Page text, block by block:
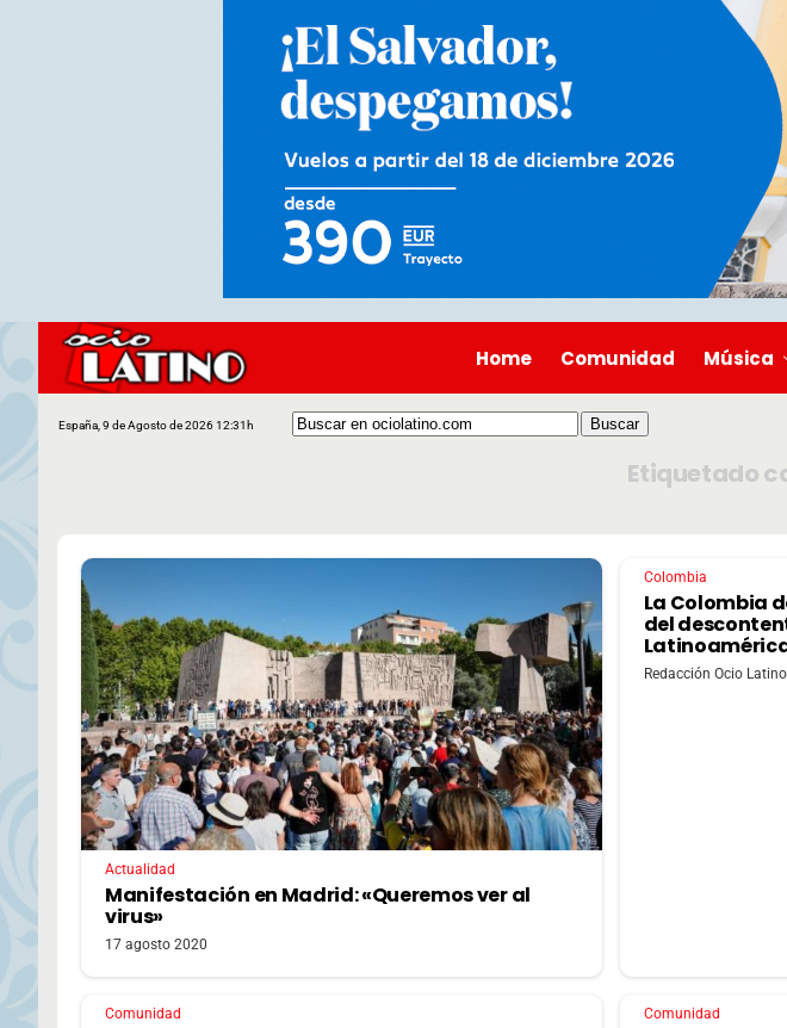
Home Comunidad Música
España, 9 de Agosto de 2026 12:31h
Etiquetado
Actualidad
Manifestación en Madrid: «Queremos ver al
virus»
17 agosto 2020
Colombia
La Colombia
del
Redacción Ocio Latino
Comunidad Comunidad